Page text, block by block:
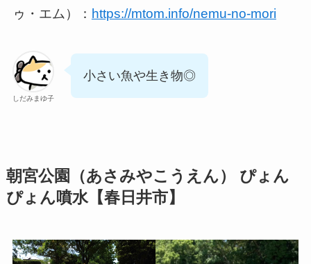
ゥ・エム）： https://mtom.info/nemu-no-mori
しだみまゆ子
小さい魚や生き物◎
朝宮公園（あさみやこうえん） ぴょん
ぴょん噴水【春日井市】